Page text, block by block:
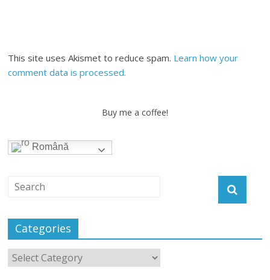
This site uses Akismet to reduce spam. Learn how your
comment data is processed.
Buy me a coffee!
Română
Categories